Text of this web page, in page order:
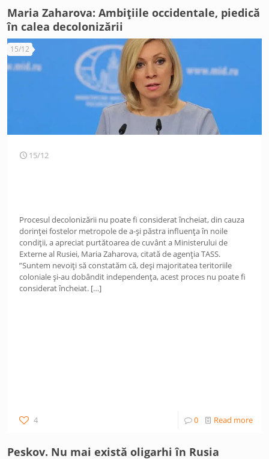
Maria Zaharova: Ambițiile occidentale, piedică
în calea decolonizării
15/12
15/12
Procesul decolonizării nu poate fi considerat încheiat, din cauza
dorinței fostelor metropole de a-și păstra influența în noile
condiții, a apreciat purtătoarea de cuvânt a Ministerului de
Externe al Rusiei, Maria Zaharova, citată de agenția TASS.
”Suntem nevoiți să constatăm că, deși majoritatea teritoriile
coloniale și-au dobândit independența, acest proces nu poate fi
considerat încheiat. […]
4 0 Read more
Peskov. Nu mai există oligarhi în Rusia